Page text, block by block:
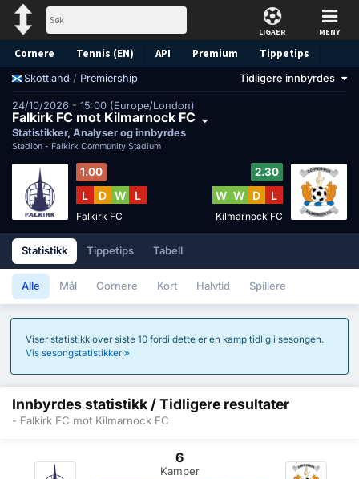
LIGAER MENY
Cornere Tennis (EN) API Premium Tippetips
Skottland / Premiership Tidligere innbyrdes
24/10/2026 - 15:00 (Europe/London)
Falkirk FC mot Kilmarnock FC
Statistikker, Analyser og innbyrdes
Stadion - Falkirk Community Stadium
1.00
L D W L
Falkirk FC
2.30
W W D L
Kilmarnock FC
Statistikk Tippetips Tabell
Alle Mål Cornere Kort Halvtid Spillere
Viser statistikk over siste 10 fordi dette er en kamp tidlig i sesongen.
Vis sesongstatistikker
Innbyrdes statistikk / Tidligere resultater
- Falkirk FC mot Kilmarnock FC
6
Kamper